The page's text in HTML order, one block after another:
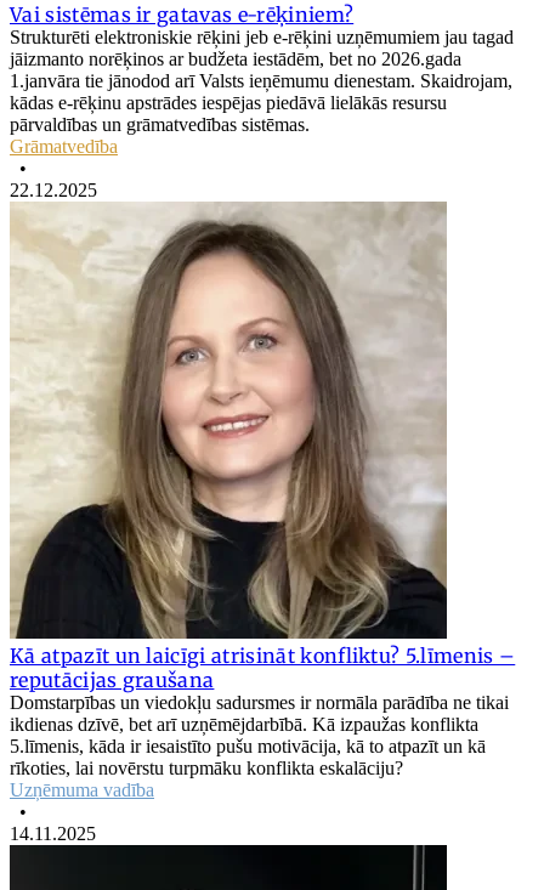
Vai sistēmas ir gatavas e-rēķiniem?
Strukturēti elektroniskie rēķini jeb e-rēķini uzņēmumiem jau tagad
jāizmanto norēķinos ar budžeta iestādēm, bet no 2026.gada
1.janvāra tie jānodod arī Valsts ieņēmumu dienestam. Skaidrojam,
kādas e-rēķinu apstrādes iespējas piedāvā lielākās resursu
pārvaldības un grāmatvedības sistēmas.
Grāmatvedība
•
22.12.2025
Kā atpazīt un laicīgi atrisināt konfliktu? 5.līmenis –
reputācijas graušana
Domstarpības un viedokļu sadursmes ir normāla parādība ne tikai
ikdienas dzīvē, bet arī uzņēmējdarbībā. Kā izpaužas konflikta
5.līmenis, kāda ir iesaistīto pušu motivācija, kā to atpazīt un kā
rīkoties, lai novērstu turpmāku konflikta eskalāciju?
Uzņēmuma vadība
•
14.11.2025